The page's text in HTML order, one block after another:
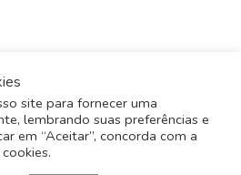
site para fornecer uma
lembrando suas preferências e
em “Aceitar”, concorda com a